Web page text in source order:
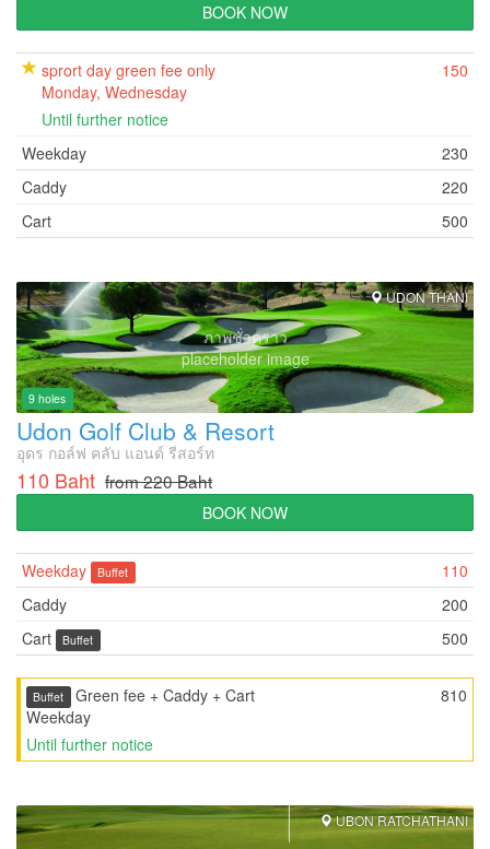
BOOK NOW
sprort day green fee only
Monday, Wednesday
Until further notice
150
Weekday
230
Caddy
220
Cart
500
ภาพชั่วคราว
placeholder image
UDON THANI
9 holes
Udon Golf Club & Resort
อุดร กอล์ฟ คลับ แอนด์ รีสอร์ท
110 Baht from 220 Baht
BOOK NOW
Weekday Buffet
110
Caddy
200
Cart
Buffet 500
810
Buffet Green fee + Caddy + Cart
Weekday
Until further notice
UBON RATCHATHANI